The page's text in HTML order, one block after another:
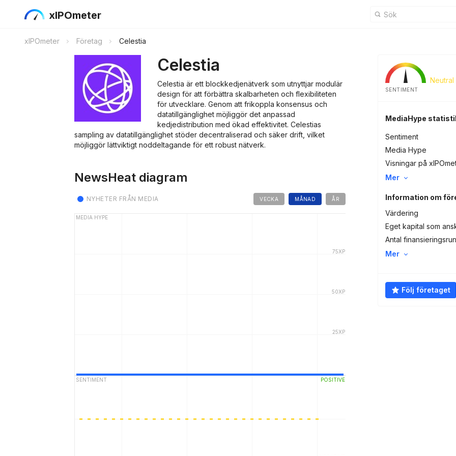
xIPOmeter
xIPOmeter Företag Celestia
Celestia
Celestia är ett blockkedjenätverk som utnyttjar modulär
design för att förbättra skalbarheten och flexibiliteten
för utvecklare. Genom att frikoppla konsensus och
datatillgänglighet möjliggör det anpassad
kedjedistribution med ökad effektivitet. Celestias
sampling av datatillgänglighet stöder decentraliserad och säker drift, vilket
möjliggör lättviktigt noddeltagande för ett robust nätverk.
Neutral
SENTIMENT
MediaHype
Sentiment
Media Hype
Visningar på
Mer
Information om
Värdering
Eget kapital som
Antal
Mer
Följ företaget
NewsHeat diagram
VECKA MÅNAD ÅR
NYHETER FRÅN MEDIA